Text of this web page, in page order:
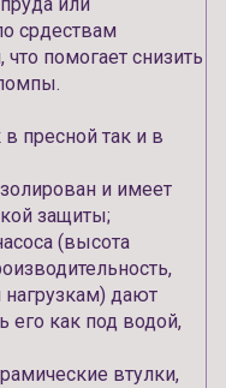
срдествам
помогает снизить
пресной так и в
и имеет
защиты;
(высота
дают
его как под водой,
втулки,